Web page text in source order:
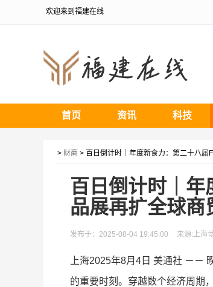
欢迎来到福建在线
首页 资讯 科技
> 财商 > 百日倒计时｜年度新食力：第二十八
百日倒计时｜
品展再扩全球商
发布于：2025-08-04 19:45:00 来源:上海
上海2025年8月4日 美通社 －－
的重要时刻。穿越数个经济周期